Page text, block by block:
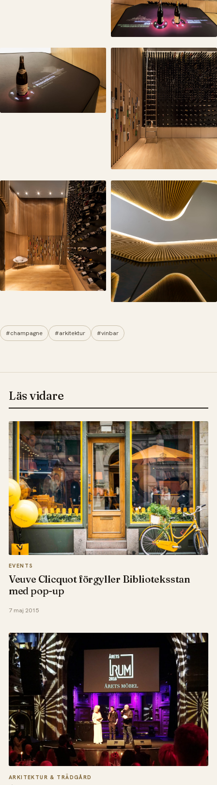
#champagne #arkitektur #vinbar
Läs vidare
EVENTS
Veuve Clicquot förgyller Biblioteksstan
med pop-up
7 maj 2015
ARKITEKTUR & TRÄDGÅRD